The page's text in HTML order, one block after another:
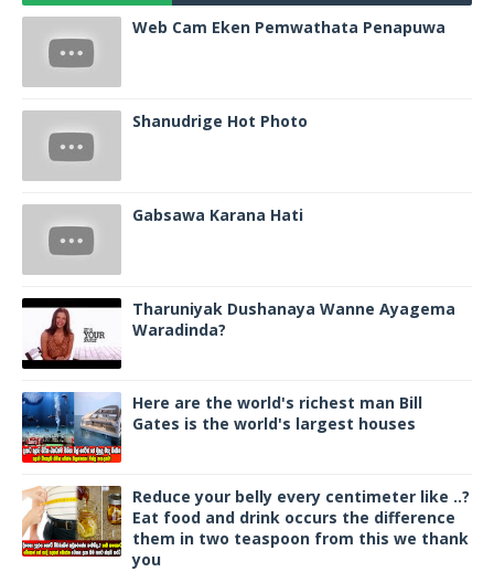
Web Cam Eken Pemwathata Penapuwa
Shanudrige Hot Photo
Gabsawa Karana Hati
Tharuniyak Dushanaya Wanne Ayagema
Waradinda?
Here are the world's richest man Bill
Gates is the world's largest houses
Reduce your belly every centimeter like ..?
Eat food and drink occurs the difference
them in two teaspoon from this we thank
you